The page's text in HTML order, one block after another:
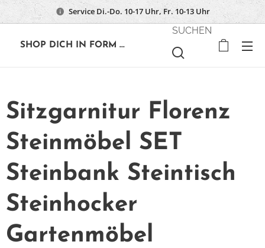
Service Di.-Do. 10-17 Uhr, Fr. 10-13 Uhr
SHOP DICH IN FORM ...
SUCHEN
Sitzgarnitur Florenz
Steinmöbel SET
Steinbank Steintisch
Steinhocker
Gartenmöbel